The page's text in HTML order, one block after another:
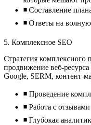
◾ Составление
◾ Ответы на
5. Комплексное SEO
Стратегия комплексного
продвижение веб-
Google, SERM, контент-
◾ Проведение
◾ Работа с
◾ Глубокая